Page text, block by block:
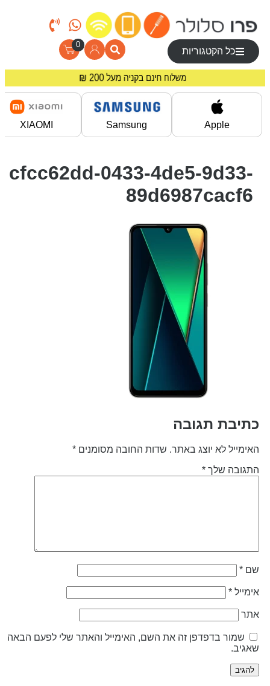
כל הקטגוריות
0
משלוח חינם בקניה מעל 200 ₪
מחירים מיוחדים לרוכשים באתר!
Apple
Samsung
XIAOMI
cfcc62dd-0433-4de5-9d33-
89d6987cacf6
תגובה
לא יוצג באתר. שדות החובה מסומנים*
שלך*
*
*
שמור בדפדפן זה את השם, האימייל והאתר שלי לפעם הבאה